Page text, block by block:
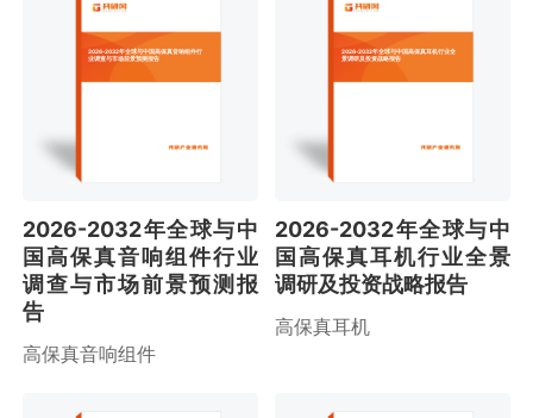
2026-2032年全球与中国高保真音响组件行
业调查与市场前景预测报告
2026-2032年全球与中
国高保真音响组件行业
调查与市场前景预测报
告
高保真音响组件
2026-2032年全球与中国高保真耳机行业全
景调研及投资战略报告
2026-2032年全球与中
国高保真耳机行业全景
调研及投资战略报告
高保真耳机